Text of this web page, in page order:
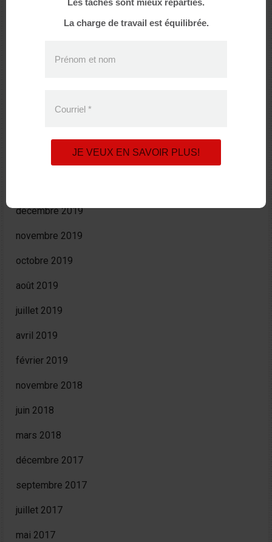
août 2020
avril 2020
décembre 2019
novembre 2019
octobre 2019
août 2019
juillet 2019
avril 2019
février 2019
novembre 2018
juin 2018
mars 2018
décembre 2017
septembre 2017
juillet 2017
mai 2017
La charge de travail est équilibrée.
Prénom et nom
Courriel *
JE VEUX EN SAVOIR PLUS!